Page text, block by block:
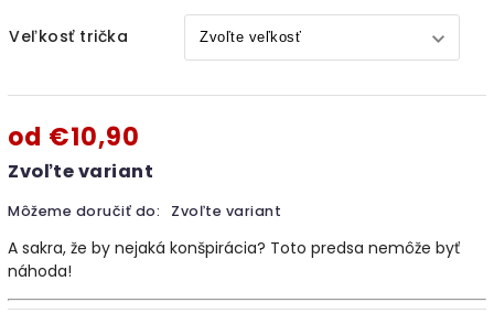
Veľkosť trička
od €10,90
Zvoľte variant
Môžeme doručiť do: Zvoľte variant
A sakra, že by nejaká konšpirácia? Toto predsa nemôže byť
náhoda!